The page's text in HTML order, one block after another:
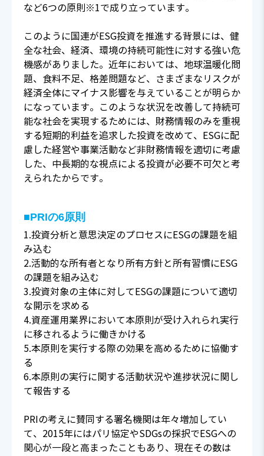
など6つの原則※1で成り立っています。
このように国連がESG投資を推進する背景には、健
全な社会、経済、環境の持続可能性に対する強い危
機感がありました。近年においては、地球温暖化問
題、食料不足、格差問題など、さまざまなリスクが
経済全体にマイナス影響を与えていることが明らか
になっています。このような状況を改善して持続可
能な社会を実現するためには、財務情報のみを重視
する短期的利益を追求した投資を改めて、ESGに配
慮した経営や事業活動など非財務情報を適切に考慮
した、中長期的な視点による投資が必要不可欠と考
えられたからです。
■PRIの6原則
1.投資分析と意思決定のプロセスにESGの課題を組
み込む
2.活動的な所有者となり所有方針と所有習慣にESG
の課題を組み込む
3.投資対象の主体に対してESGの課題について適切
な開示を求める
4.資産運用業界において本原則が受け入れられ実行
に移されるように働きかける
5.本原則を実行する際の効果を高めるために協働す
る
6.本原則の実行に関する活動状況や進捗状況に関し
て報告する
PRIの考えに賛同する署名機関は年々増加してい
て、2015年にはパリ協定やSDGsの採択でESGへの
関心が一段と高まったこともあり、現在その数は